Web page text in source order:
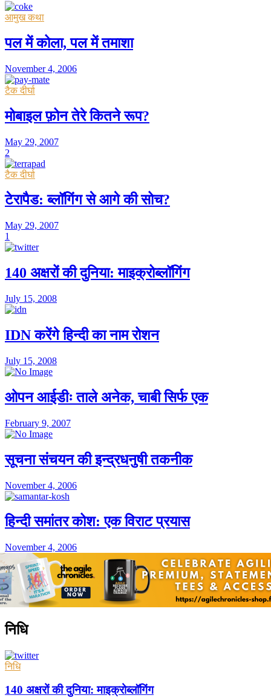
आमुख कथा
पल में कोला, पल में तमाशा
November 4, 2006
टैक दीर्घा
मोबाइल फ़ोन तेरे कितने रूप?
May 29, 2007
2
टैक दीर्घा
टेरापैड: ब्लॉगिंग से आगे की सोच?
May 29, 2007
1
140 अक्षरों की दुनिया: माइक्रोब्लॉगिंग
July 15, 2008
IDN करेंगे हिन्दी का नाम रोशन
July 15, 2008
ओपन आईडीः ताले अनेक, चाबी सिर्फ एक
February 9, 2007
सूचना संचयन की इन्द्रधनुषी तकनीक
November 4, 2006
हिन्दी समांतर कोश: एक विराट प्रयास
November 4, 2006
निधि
निधि
140 अक्षरों की दुनिया: माइक्रोब्लॉगिंग